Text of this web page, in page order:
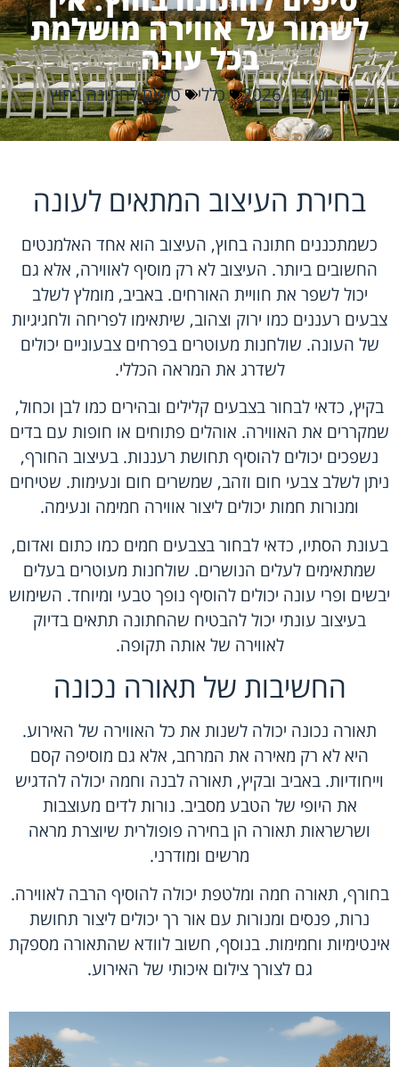
לשמור על אווירה מושלמת
בכל עונה
יוני 14, 2026 כללי טיפים לחתונה בחוץ
בחירת העיצוב המתאים לעונה
כשמתכננים חתונה בחוץ, העיצוב הוא אחד האלמנטים
החשובים ביותר. העיצוב לא רק מוסיף לאווירה, אלא גם
יכול לשפר את חוויית האורחים. באביב, מומלץ לשלב
צבעים רעננים כמו ירוק וצהוב, שיתאימו לפריחה ולחגיגיות
של העונה. שולחנות מעוטרים בפרחים צבעוניים יכולים
לשדרג את המראה הכללי.
בקיץ, כדאי לבחור בצבעים קלילים ובהירים כמו לבן וכחול,
שמקררים את האווירה. אוהלים פתוחים או חופות עם בדים
נשפכים יכולים להוסיף תחושת רעננות. בעיצוב החורף,
ניתן לשלב צבעי חום וזהב, שמשרים חום ונעימות. שטיחים
ומנורות חמות יכולים ליצור אווירה חמימה ונעימה.
בעונת הסתיו, כדאי לבחור בצבעים חמים כמו כתום ואדום,
שמתאימים לעלים הנושרים. שולחנות מעוטרים בעלים
יבשים ופרי עונה יכולים להוסיף נופך טבעי ומיוחד. השימוש
בעיצוב עונתי יכול להבטיח שהחתונה תתאים בדיוק
לאווירה של אותה תקופה.
החשיבות של תאורה נכונה
תאורה נכונה יכולה לשנות את כל האווירה של האירוע.
היא לא רק מאירה את המרחב, אלא גם מוסיפה קסם
וייחודיות. באביב ובקיץ, תאורה לבנה וחמה יכולה להדגיש
את היופי של הטבע מסביב. נורות לדים מעוצבות
ושרשראות תאורה הן בחירה פופולרית שיוצרת מראה
מרשים ומודרני.
בחורף, תאורה חמה ומלטפת יכולה להוסיף הרבה לאווירה.
נרות, פנסים ומנורות עם אור רך יכולים ליצור תחושת
אינטימיות וחמימות. בנוסף, חשוב לוודא שהתאורה מספקת
גם לצורך צילום איכותי של האירוע.